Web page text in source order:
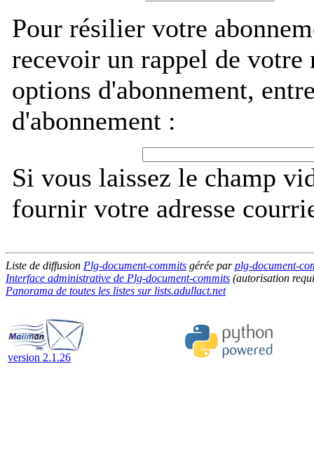
Pour résilier votre
recevoir un rappel de
options d'abonnement,
d'abonnement :
Si vous laissez le champ
fournir votre adresse
Liste de diffusion Plg-document-commits gérée parplg-document-
Interface administrative de Plg-document-commits (autorisation
Panorama de toutes les listes sur lists.adullact.net
version 2.1.26